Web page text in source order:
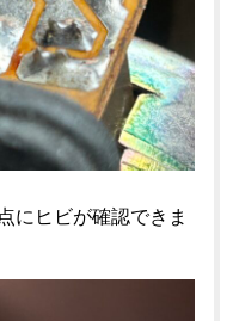
にヒビが確認できま